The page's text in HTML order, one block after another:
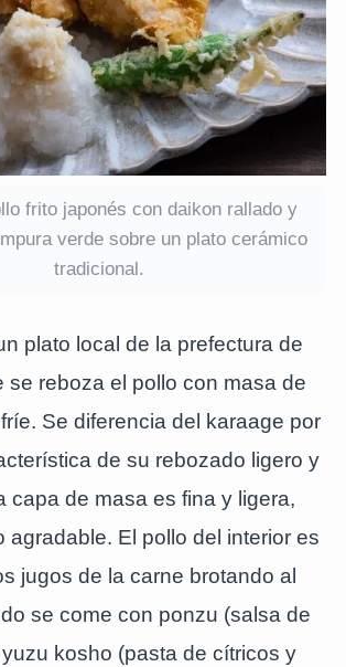
frito japonés con daikon rallado y
verde sobre un plato cerámico
tradicional.
plato local de la prefectura de
se reboza el pollo con masa de
Se diferencia del karaage por
de su rebozado ligero y
capa de masa es fina y ligera,
agradable. El pollo del interior es
jugos de la carne brotando al
se come con ponzu (salsa de
kosho (pasta de cítricos y